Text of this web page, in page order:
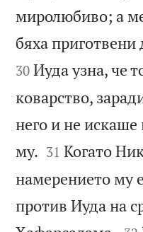
миролюбиво; а
бяха приготвени
30 Иуда узна, че
коварство,
него и не
му. 

31 Когато
намерението му
против Иуда на